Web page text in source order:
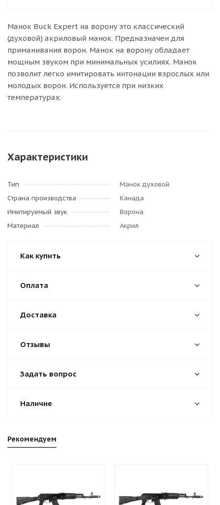
Манок Buck Expert на ворону это классический
(духовой) акриловый манок. Предназначен для
приманивания ворон. Манок на ворону обладает
мощным звуком при минимальных усилиях. Манок
позволит легко имитировать интонации взрослых или
молодых ворон. Используется при низких
температурах.
Характеристики
Тип
Манок духовой
Страна производства
Канада
Имитируемый звук
Ворона
Материал
Акрил
Как купить
Оплата
Доставка
Отзывы
Задать вопрос
Наличие
Рекомендуем